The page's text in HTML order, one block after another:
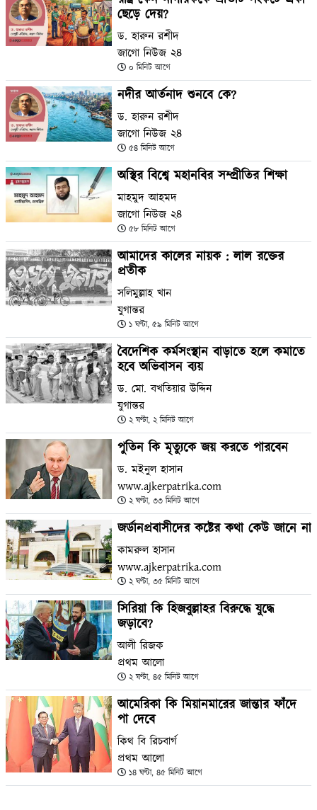
ছেড়ে দেয়?
ড. হারুন রশীদ
জাগো নিউজ ২৪
০ মিনিট আগে
নদীর আর্তনাদ শুনবে কে?
ড. হারুন রশীদ
জাগো নিউজ ২৪
৫৪ মিনিট আগে
অস্থির বিশ্বে মহানবির সম্প্রীতির শিক্ষা
মাহমুদ আহমদ
জাগো নিউজ ২৪
৫৮ মিনিট আগে
আমাদের কালের নায়ক : লাল রক্তের
প্রতীক
সলিমুল্লাহ খান
যুগান্তর
১ ঘণ্টা, ৫৯ মিনিট আগে
বৈদেশিক কর্মসংস্থান বাড়াতে হলে কমাতে
হবে অভিবাসন ব্যয়
ড. মো. বখতিয়ার উদ্দিন
যুগান্তর
২ ঘণ্টা, ২ মিনিট আগে
পুতিন কি মৃত্যুকে জয় করতে পারবেন
ড. মইনুল হাসান
www.ajkerpatrika.com
২ ঘণ্টা, ৩৩ মিনিট আগে
জর্ডানপ্রবাসীদের কষ্টের কথা কেউ জানে না
কামরুল হাসান
www.ajkerpatrika.com
২ ঘণ্টা, ৩৫ মিনিট আগে
সিরিয়া কি হিজবুল্লাহর বিরুদ্ধে যুদ্ধে
জড়াবে?
আলী রিজক
প্রথম আলো
২ ঘণ্টা, ৪৫ মিনিট আগে
আমেরিকা কি মিয়ানমারের জান্তার ফাঁদে
পা দেবে
কিথ বি রিচবার্গ
প্রথম আলো
১৪ ঘণ্টা, ৪৫ মিনিট আগে